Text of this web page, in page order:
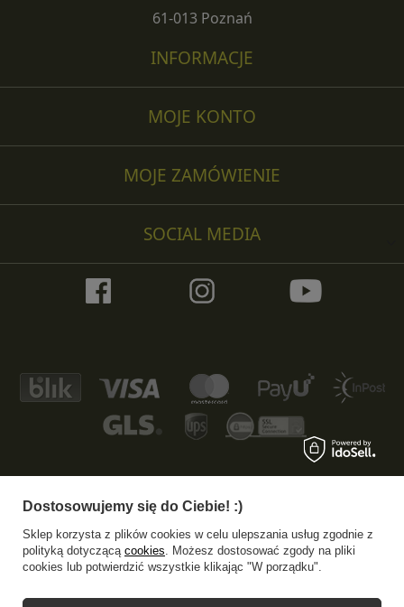
MOJE ZAMÓWIENIE
MOJE KONTO
61-013 Poznań
INFORMACJE
SOCIAL MEDIA
+48 533 372 997 info@specshop.pl
SpecShop.pl,Bałtycka 6, 61-013Poznań
Dostosowujemy się do Ciebie! :)
Sklep korzysta z plików cookies w celu ulepszania usług zgodnie z
polityką dotyczącą cookies. Możesz dostosować zgody na pliki
cookies lub potwierdzić wszystkie klikając "W porządku".